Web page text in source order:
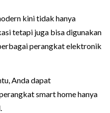
kini tidak hanya
tetapi juga bisa digunakan
perangkat elektronik
Anda dapat
smart home hanya